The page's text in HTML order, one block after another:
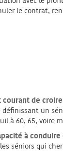
le contrat,
courant de
définissant un
à 60, 65, voire
à
séniors qui